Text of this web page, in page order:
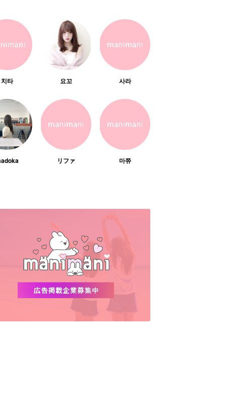
치타 요꼬 사라
リファ 마쮸